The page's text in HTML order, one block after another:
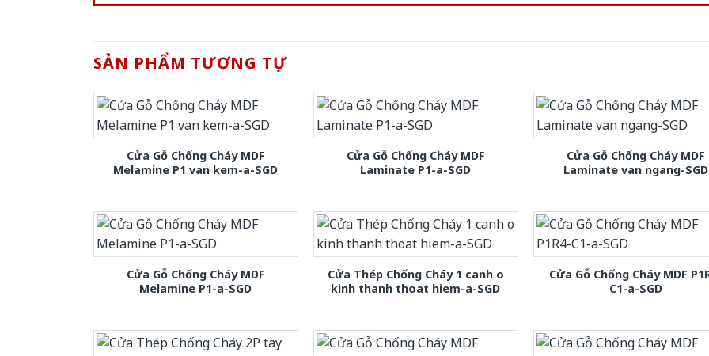
SẢN PHẨM TƯƠNG TỰ
Cửa Gỗ Chống Cháy MDF
Melamine P1 van kem-a-SGD
Cửa Gỗ Chống Cháy MDF
Laminate P1-a-SGD
Cửa Gỗ Chống Cháy MDF
Laminate van ngang-SGD
Cửa Gỗ Chống Cháy MDF
Melamine P1-a-SGD
Cửa Thép Chống Cháy 1 canh o
kinh thanh thoat hiem-a-SGD
Cửa Gỗ Chống Cháy MDF
C1-a-SGD